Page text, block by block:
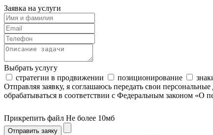
Заявка на услуги
Выбрать услугу
стратегии в продвижении
позиционирование
Отправляя заявку, я соглашаюсь передать свои
обрабатываться в соответствии с Федеральным законом «О
Прикрепить файл Не более 10мб
Отправить заяку